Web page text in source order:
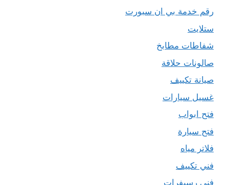
رقم خدمة بي ان سبورت
ستلايت
شفاطات مطابخ
صالونات حلاقة
صيانة تكييف
غسيل سيارات
فتح ابواب
فتح سيارة
فلاتر مياه
فني تكييف
فني رسيفرات